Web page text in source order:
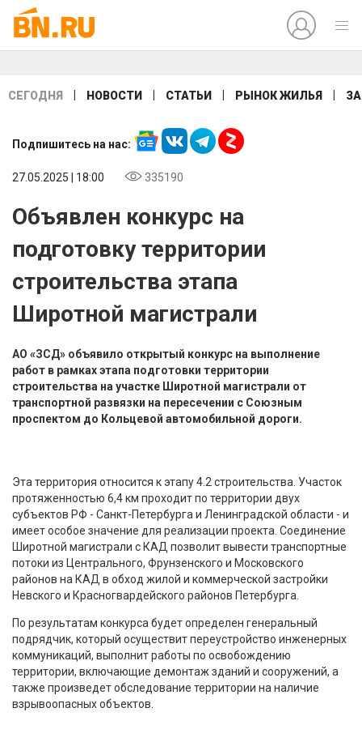
СЕГОДНЯ НОВОСТИ СТАТЬИ РЫНОК ЖИЛЬЯ
Подпишитесь на нас:
27.05.2025 | 18:00 335190
Объявлен конкурс на
подготовку территории
строительства этапа
Широтной магистрали
АО «ЗСД» объявило открытый конкурс на выполнение
работ в рамках этапа подготовки территории
строительства на участке Широтной магистрали от
транспортной развязки на пересечении с Союзным
проспектом до Кольцевой автомобильной дороги.
Эта территория относится к этапу 4.2 строительства. Участок
протяженностью 6,4 км проходит по территории двух
субъектов РФ - Санкт-Петербурга и Ленинградской области - и
имеет особое значение для реализации проекта. Соединение
Широтной магистрали с КАД позволит вывести транспортные
потоки из Центрального, Фрунзенского и Московского
районов на КАД в обход жилой и коммерческой застройки
Невского и Красногвардейского районов Петербурга.
По результатам конкурса будет определен генеральный
подрядчик, который осуществит переустройство инженерных
коммуникаций, выполнит работы по освобождению
территории, включающие демонтаж зданий и сооружений, а
также произведет обследование территории на наличие
взрывоопасных объектов.